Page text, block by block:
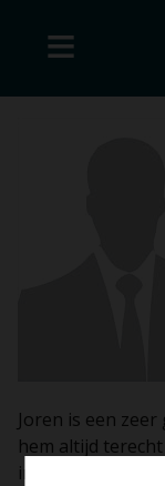
Joren is een
hem altijd
informatie. De